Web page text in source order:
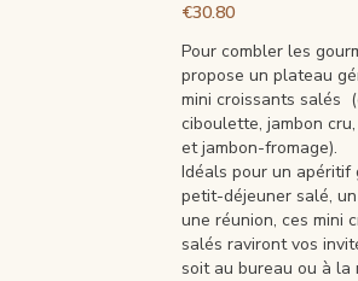
€30.80
Pour combler les
propose un plateau
mini croissants salés
ciboulette, jambon
et jambon-fromage).
Idéals pour un apéritif
petit-déjeuner salé,
une réunion, ces mini
salés raviront vos
soit au bureau ou à la